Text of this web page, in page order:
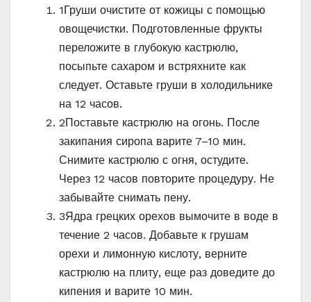
1 Груши очистите от кожицы с помощью
овощечистки. Подготовленные фрукты
переложите в глубокую кастрюлю,
посыпьте сахаром и встряхните как
следует. Оставьте груши в холодильнике
на 12 часов.
2Поставьте кастрюлю на огонь. После
закипания сиропа варите 7–10 мин.
Снимите кастрюлю с огня, остудите.
Через 12 часов повторите процедуру. Не
забывайте снимать пену.
3Ядра грецких орехов вымочите в воде в
течение 2 часов. Добавьте к грушам
орехи и лимонную кислоту, верните
кастрюлю на плиту, еще раз доведите до
кипения и варите 10 мин.